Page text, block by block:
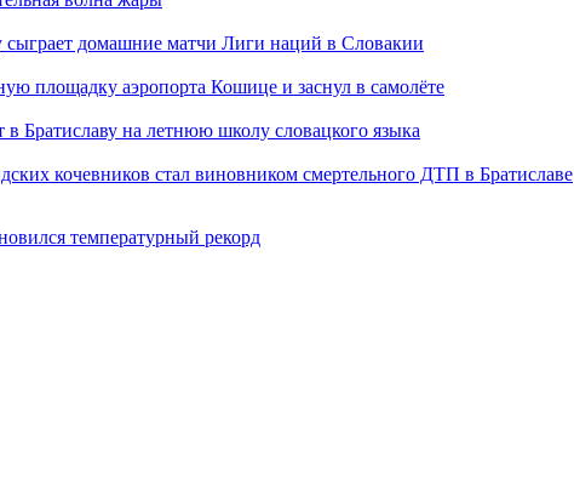
домашние матчи Лиги наций в Словакии
площадку аэропорта Кошице и заснул в самолёте
в Братиславу на летнюю школу словацкого языка
кочевников стал виновником смертельного ДТП в Братиславе
температурный рекорд